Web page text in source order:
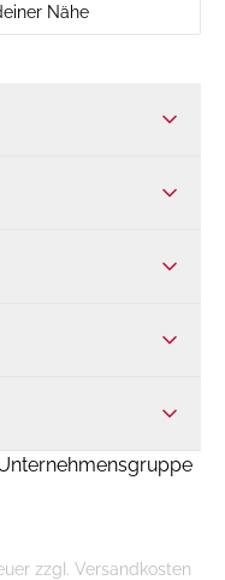
Nähe
zzgl. Versandkosten